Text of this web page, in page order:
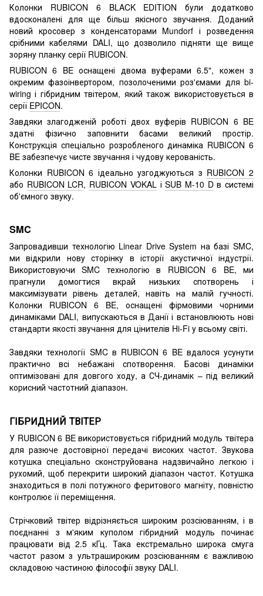
Колонки RUBICON 6 BLACK EDITION були додатково
вдосконалені для ще більш якісного звучання. Доданий
новий кросовер з конденсаторами Mundorf і розведення
срібними кабелями DALI, що дозволило підняти ще вище
зоряну планку серії RUBICON.
RUBICON 6 BE оснащені двома вуферами 6.5", кожен з
окремим фазоінвертором, позолоченими роз'ємами для bi-
wiring і гібридним твітером, який також використовується в
серії EPICON.
Завдяки злагодженій роботі двох вуферів RUBICON 6 BE
здатні фізично заповнити басами великий простір.
Конструкція спеціально розробленого динаміка RUBICON 6
BE забезпечує чисте звучання і чудову керованість.
Колонки RUBICON 6 ідеально узгоджуються з RUBICON 2
або RUBICON LCR, RUBICON VOKAL іSUB M-10 Dв системі
об'ємного звуку.
SMC
Запровадивши технологію Linear Drive System на базі SMC,
ми відкрили нову сторінку в історії акустичної індустрії.
Використовуючи SMC технологію в RUBICON 6 BE, ми
прагнули домогтися вкрай низьких спотворень і
максимізувати рівень деталей, навіть на малій гучності.
Колонки RUBICON 6 BE, оснащені фірмовими чорними
динаміками DALI, випускаються в Данії і встановлюють нові
стандарти якості звучання для цінителів Hi-Fi у всьому світі.
Завдяки технології SMC в RUBICON 6 BE вдалося усунути
практично всі небажані спотворення. Басові динаміки
оптимізовані для довгого ходу, а СЧ-динамік – під великий
корисний частотний діапазон.
ГІБРИДНИЙ ТВІТЕР
У RUBICON 6 BE використовується гібридний модуль твітера
для разюче достовірної передачі високих частот. Звукова
котушка спеціально сконструйована надзвичайно легкою і
рухомий, щоб перекрити широкий діапазон частот. Котушка
знаходиться в полі потужного феритового магніту, повністю
контролює її переміщення.
Стрічковий твітер відрізняється широким розсіюванням, і в
поєднанні з м'яким куполом гібридний модуль починає
працювати від 2.5 кГц. Така екстремально широка смуга
частот разом з ультрашироким розсіюванням є важливою
складовою частиною філософії звуку DALI.